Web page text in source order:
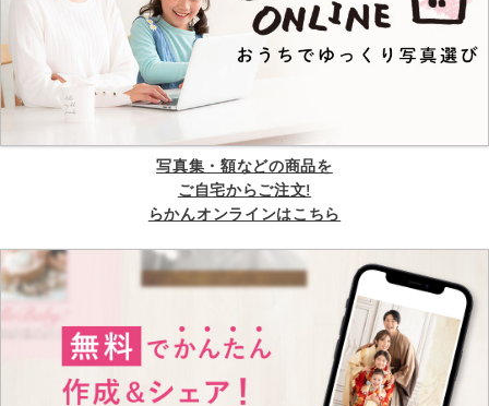
写真集・額などの商品を
ご自宅からご注文!
らかんオンラインはこちら